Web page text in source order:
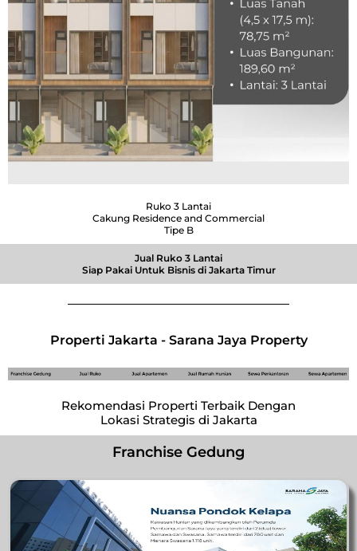
Ruko 3 Lantai
Cakung Residence and Commercial
Tipe B
Jual Ruko 3 Lantai
Siap Pakai Untuk Bisnis di Jakarta Timur
Properti Jakarta - Sarana Jaya Property
Rekomendasi Properti Terbaik Dengan
Lokasi Strategis di Jakarta
Franchise Gedung